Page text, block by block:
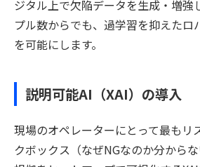
ジタル上で欠陥データを生成・増強
プル数からでも、過学習を抑えたロ
を可能にします。
説明可能AI（XAI）の導入
現場のオペレーターにとって最もリ
クボックス（なぜNGなのか分から